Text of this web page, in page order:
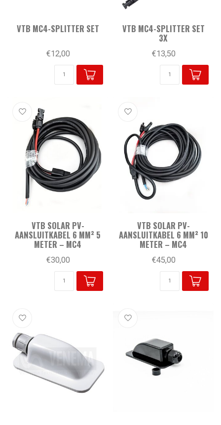
VTB MC4-SPLITTER SET
€12,00
VTB MC4-SPLITTER SET
3X
€13,50
VTB SOLAR PV-
AANSLUITKABEL 6 MM² 5
METER – MC4
€30,00
VTB SOLAR PV-
AANSLUITKABEL 6 MM² 10
METER – MC4
€45,00